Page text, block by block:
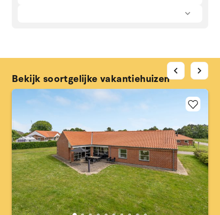
Bekijk soortgelijke vakantiehuizen
chevron_left chevron_right